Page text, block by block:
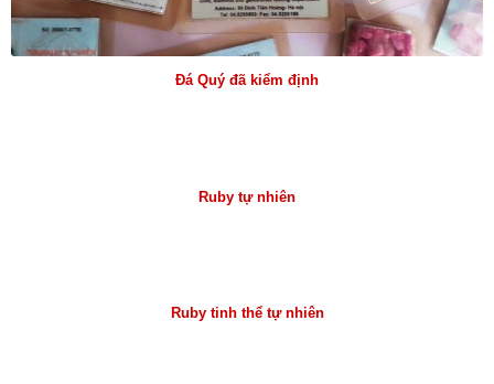
Đá Quý đã kiểm định
Ruby tự nhiên
Ruby tinh thể tự nhiên